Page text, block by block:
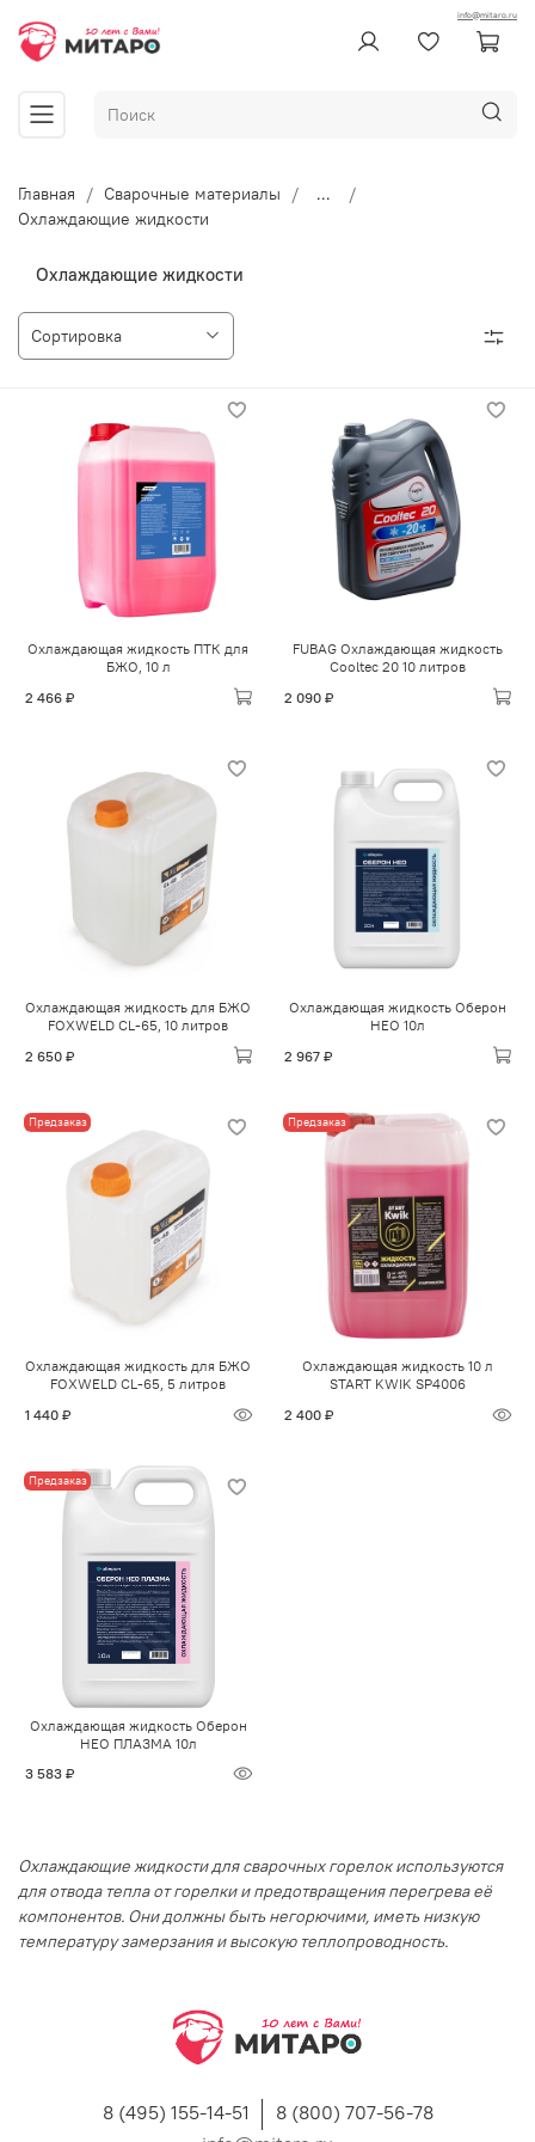
info@mitaro.ru
Главная Сварочные материалы
...
Охлаждающие жидкости
Охлаждающие жидкости
Охлаждающая жидкость ПТК для
БЖО, 10 л
2 466 ₽
FUBAG Охлаждающая жидкость
Cooltec 20 10 литров
2 090 ₽
Охлаждающая жидкость для БЖО
FOXWELD CL-65, 10 литров
2 650 ₽
Охлаждающая жидкость Оберон
НЕО 10л
2 967 ₽
Предзаказ
Охлаждающая жидкость для БЖО
FOXWELD CL-65, 5 литров
1 440 ₽
Предзаказ
Охлаждающая жидкость 10 л
START KWIK SP4006
2 400 ₽
Предзаказ
Охлаждающая жидкость Оберон
НЕО ПЛАЗМА 10л
3 583 ₽
Охлаждающие жидкости для сварочных горелок используются
для отвода тепла от горелки и предотвращения перегрева её
компонентов. Они должны быть негорючими, иметь низкую
температуру замерзания и высокую теплопроводность.
8 (495) 155-14-51
8 (800) 707-56-78